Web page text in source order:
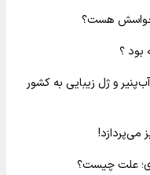
بود ؟
و ژل زیبایی به کشور
می‌پردازد!
علت چیست؟